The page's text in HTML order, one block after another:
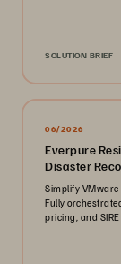
SOLUTION BRIEF
06/2026
Everpure
Disaster
Simplify VMware
Fully
pricing, and SIRE